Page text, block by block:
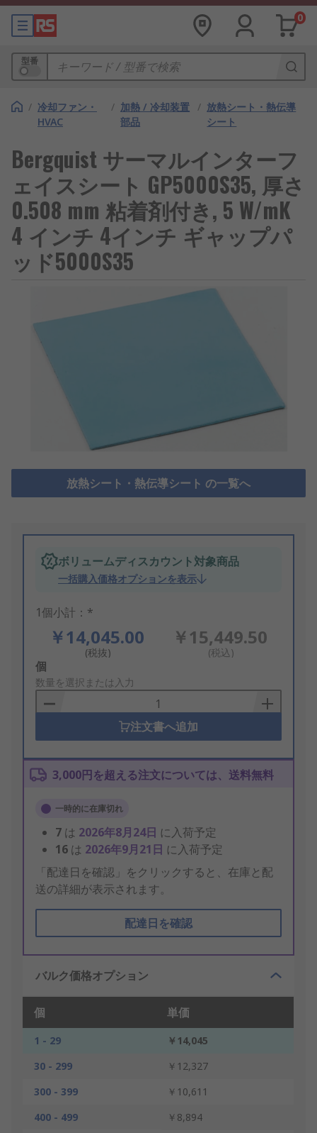
0
型番
/ 冷却ファン・
HVAC
/ 加熱 / 冷却装置
部品
/ 放熱シート・熱伝導
シート
Bergquist サーマルインターフ
ェイスシート GP5000S35, 厚さ
0.508 mm 粘着剤付き, 5 W/mK
4 インチ 4インチ ギャップパ
ッド5000S35
放熱シート・熱伝導シート の一覧へ
ボリュームディスカウント対象商品
一括購入価格オプションを表示
1個小計：*
￥14,045.00
(税抜)
￥15,449.50
(税込)
Add
to
Basket
個
数量を選択または入力
注文書へ追加
3,000円を超える注文については、送料無料
一時的に在庫切れ
7 は 2026年8月24日 に入荷予定
16 は 2026年9月21日 に入荷予定
「配達日を確認」をクリックすると、在庫と配
送の詳細が表示されます。
配達日を確認
バルク価格オプション
個 単価
1 - 29
￥14,045
30 - 299
￥12,327
300 - 399
￥10,611
400 - 499
￥8,894